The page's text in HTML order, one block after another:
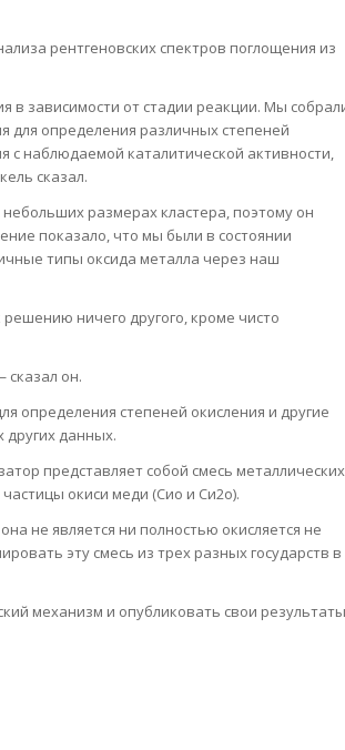
рентгеновских спектров поглощения из
в зависимости от стадии реакции. Мы
для определения различных степеней
с наблюдаемой каталитической активности,
сказал.
размерах кластера, поэтому он
показало, что мы были в состоянии
типы оксида металла через наш
ничего другого, кроме чисто
сказал он.
определения степеней окисления и другие
других данных.
представляет собой смесь металлических
окиси меди (Сио и Си2о).
не является ни полностью окисляется не
эту смесь из трех разных государств в
механизм и опубликовать свои результаты